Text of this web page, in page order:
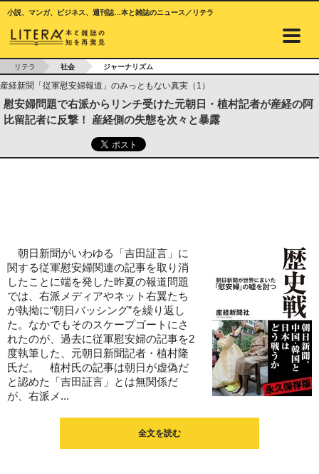
小説、マンガ、ビジネス、週刊誌…本と雑誌のニュース／リテラ
リテラ 社会 ジャーナリズム
産経新聞「従軍慰安婦報道」のみっともない真実（1）
慰安婦問題で右派からリンチ受けた元朝日・植村記者が産経の阿
比留記者に反撃！ 産経側の失態を次々と暴露
朝日新聞がいわゆる「吉田証言」に
関する従軍慰安婦関連の記事を取り消
したことに端を発した昨夏の報道問題
では、右派メディアやネット右翼たち
が執拗に“朝日バッシング”を繰り返し
た。なかでもそのスケープゴートにさ
れたのが、過去に従軍慰安婦の記事を2
度執筆した、元朝日新聞記者・植村隆
氏だ。 植村氏の記事は朝日が虚偽だ
と認めた「吉田証言」とは無関係だ
が、右派メ...
全文を読む